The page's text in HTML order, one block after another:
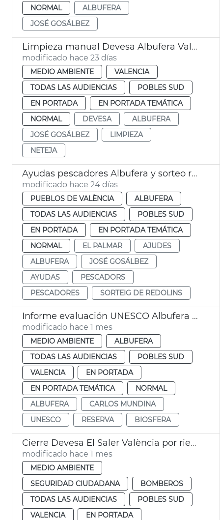
NORMAL
ALBUFERA
JOSÉ GOSÁLBEZ
Limpieza manual Devesa Albufera València
modificado hace 23 días
MEDIO AMBIENTE
VALENCIA
TODAS LAS AUDIENCIAS
POBLES SUD
EN PORTADA
EN PORTADA TEMÁTICA
NORMAL
DEVESA
ALBUFERA
JOSÉ GOSÁLBEZ
LIMPIEZA
NETEJA
Ayudas pescadores Albufera y sorteo redondeles València
modificado hace 24 días
PUEBLOS DE VALÈNCIA
ALBUFERA
TODAS LAS AUDIENCIAS
POBLES SUD
EN PORTADA
EN PORTADA TEMÁTICA
NORMAL
EL PALMAR
AJUDES
ALBUFERA
JOSÉ GOSÁLBEZ
AYUDAS
PESCADORS
PESCADORES
SORTEIG DE REDOLINS
Informe evaluación UNESCO Albufera València reserva biosfera
modificado hace 1 mes
MEDIO AMBIENTE
ALBUFERA
TODAS LAS AUDIENCIAS
POBLES SUD
VALENCIA
EN PORTADA
EN PORTADA TEMÁTICA
NORMAL
ALBUFERA
CARLOS MUNDINA
UNESCO
RESERVA BIOSFERA
Cierre Devesa El Saler València por riesgo incendios
modificado hace 1 mes
MEDIO AMBIENTE
SEGURIDAD CIUDADANA
BOMBEROS
TODAS LAS AUDIENCIAS
POBLES SUD
VALENCIA
EN PORTADA